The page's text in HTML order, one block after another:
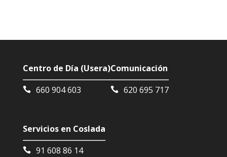
Centro de Día (Usera)
660 904 603
Comunicación
620 695 717
Servicios en Coslada
91 608 86 14